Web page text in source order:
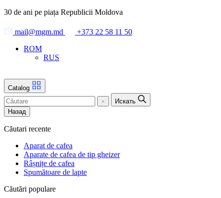
Skip
the
content
30 de ani pe piața Republicii Moldova
mail@mgm.md
+373 22 58 11 50
ROM
RUS
Catalog
Искать
Назад
Căutari recente
Aparat de cafea
Aparate de cafea de tip gheizer
Râșnițe de cafea
Spumătoare de lapte
Căutări populare